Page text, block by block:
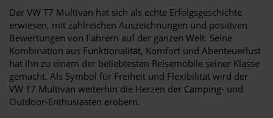
Der VW T7 Multivan hat sich als echte Erfolgsgeschichte
erwiesen, mit zahlreichen Auszeichnungen und positiven
Bewertungen von Fahrern auf der ganzen Welt. Seine
Kombination aus Funktionalität, Komfort und Abenteuerlust
hat ihn zu einem der beliebtesten Reisemobile seiner Klasse
gemacht. Als Symbol für Freiheit und Flexibilität wird der
VW T7 Multivan weiterhin die Herzen der Camping- und
Outdoor-Enthusiasten erobern.